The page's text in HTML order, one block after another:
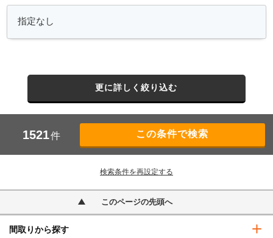
更に詳しく絞り込む
1521件
検索条件を再設定する
このページの先頭へ
間取りから探す